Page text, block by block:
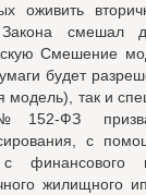
оживить
Закона смешал
Смешение
будет
модель), так и
ФЗ
с
с финансового
жилищного